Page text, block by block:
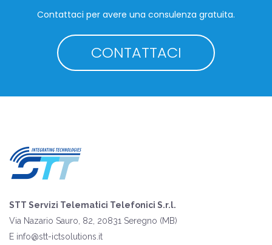
Contattaci per avere una consulenza gratuita.
CONTATTACI
STT Servizi Telematici Telefonici S.r.l.
Via Nazario Sauro, 82, 20831 Seregno (MB)
E info@stt-ictsolutions.it